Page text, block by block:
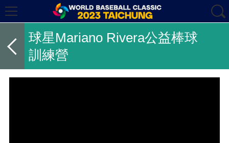
球星Mariano Rivera公益棒球
訓練營